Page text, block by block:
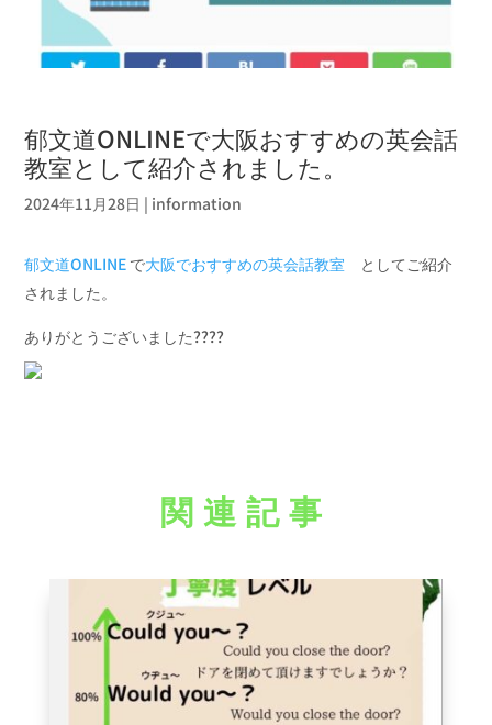
郁文道ONLINEで大阪おすすめの英会話
教室として紹介されました。
2024年11月28日 | information
郁文道ONLINE で大阪でおすすめの英会話教室 としてご紹介
されました。
ありがとうございました????
関連記事